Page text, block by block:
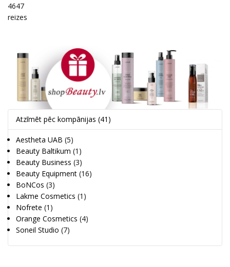
4647
reizes
Atzīmēt pēc kompānijas (41)
Aestheta UAB (5)
Beauty Baltikum (1)
Beauty Business (3)
Beauty Equipment (16)
BoNCos (3)
Lakme Cosmetics (1)
Nofrete (1)
Orange Cosmetics (4)
Soneil Studio (7)